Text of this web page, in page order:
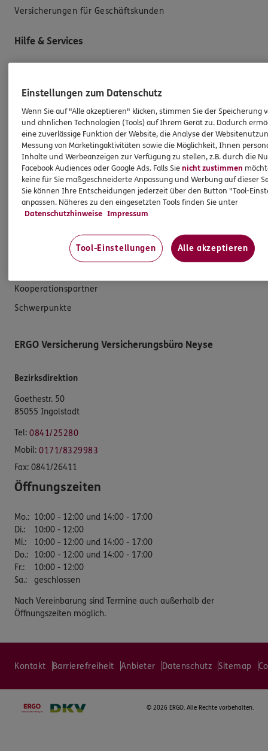
Versicherungen für Geschäftskunden
Hilfe & Services
Schaden melden
Erstkontaktinformationen
EU-Offenlegungsvereinbarung
Datenverarbeitung
Das könnte Sie auch interessieren
Unsere Agentur
Kooperationspartner
Schwerpunkte
ERGO Versicherung Versicherungsbüro Neyse
Bezirksdirektion
Goethestr. 50
85055 Ingolstadt
Tel: 0841/25280
Mobil: 0171/8329983
Fax: 0841/26411
Öffnungszeiten
Mo.: 10:00 - 12:00 und 14:00 - 17:00
Di.:
10:00 - 12:00
Mi.:
10:00 - 12:00 und 14:00 - 17:00
Do.:
10:00 - 12:00 und 14:00 - 17:00
Fr.:
10:00 - 12:00
Sa.: geschlossen
Nach Vereinbarung sind Termine auch außerhalb der
Öffnungszeiten möglich.
Kontakt Barrierefreiheit Anbieter Datenschutz Sitemap
© 2026 ERGO. Alle Rechte vorbehalten.
Einstellungen zum Datenschutz
Wenn Sie auf "Alle akzeptieren" klicken, stimmen Sie der Speicherung
und ähnlichen Technologien (Tools) auf Ihrem Gerät zu. Dadurch
eine zuverlässige Funktion der Website, die Analyse der
Messung von Marketingaktivitäten sowie die Möglichkeit, Ihnen
Inhalte und Werbeanzeigen zur Verfügung zu stellen, z.B. durch die
Facebook Audiences oder Google Ads. Falls Sienicht zustimmen
keine für Sie maßgeschneiderte Anpassung und Werbung auf dieser
Sie können Ihre Entscheidungen jederzeit über den Button "Tool-
anpassen. Näheres zu den eingesetzten Tools finden Sie unter
Datenschutzhinweise Impressum
Tool-Einstellungen Alle akzeptieren